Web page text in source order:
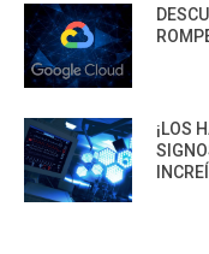
¡LOS